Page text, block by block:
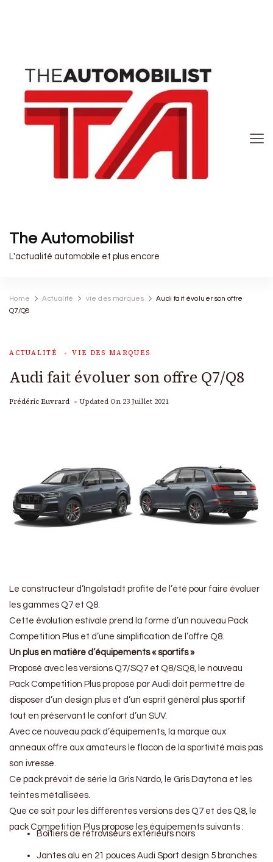
The Automobilist
L'actualité automobile et plus encore
Home Actualité vie des marques
Audi fait évoluer son offre
Q7/Q8
ACTUALITÉ VIE DES MARQUES
Audi fait évoluer son offre Q7/Q8
Frédéric Euvrard Updated On 23 Juillet 2021
Le constructeur d’Ingolstadt profite de l’été pour faire évoluer
les gammes Q7 et Q8.
Cette évolution estivale prend la forme d’un nouveau Pack
Competition Plus et d’une simplification de l’offre Q8.
Un plus en matière d’équipements « sportifs »
Proposé avec les versions Q7/SQ7 et Q8/SQ8, le nouveau
Pack Competition Plus proposé par Audi doit permettre de
disposer d’un design plus et d’un esprit général plus sportif
tout en préservant le confort d’un SUV.
Avec ce nouveau pack d’équipements, la marque aux
anneaux offre aux amateurs le flacon de la sportivité mais pas
son ivresse.
Ce pack prévoit de série la Gris Nardo, le Gris Daytona et les
teintes métallisées.
Que ce soit pour les différentes versions des Q7 et des Q8, le
pack Competition Plus propose les équipements suivants :
Boîtiers de rétroviseurs extérieurs noirs
Jantes alu en 21 pouces Audi Sport design 5 branches